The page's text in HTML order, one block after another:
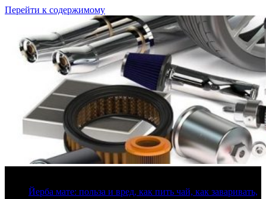
Перейти к содержимому
Йерба мате: польза и вред, как пить чай, как заваривать,